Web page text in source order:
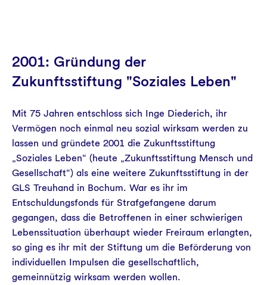
2001: Gründung der
Zukunftsstiftung "Soziales Leben"
Mit 75 Jahren entschloss sich Inge Diederich, ihr
Vermögen noch einmal neu sozial wirksam werden zu
lassen und gründete 2001 die Zukunftsstiftung
„Soziales Leben“ (heute „Zukunftsstiftung Mensch und
Gesellschaft“) als eine weitere Zukunftsstiftung in der
GLS Treuhand in Bochum. War es ihr im
Entschuldungsfonds für Strafgefangene darum
gegangen, dass die Betroffenen in einer schwierigen
Lebenssituation überhaupt wieder Freiraum erlangten,
so ging es ihr mit der Stiftung um die Beförderung von
individuellen Impulsen die gesellschaftlich,
gemeinnützig wirksam werden wollen.